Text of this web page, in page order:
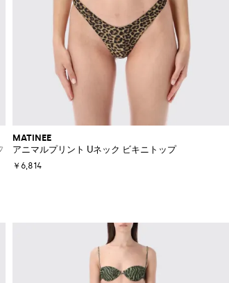
MATINEE
アニマルプリント Uネック ビキニトップ
￥6,814